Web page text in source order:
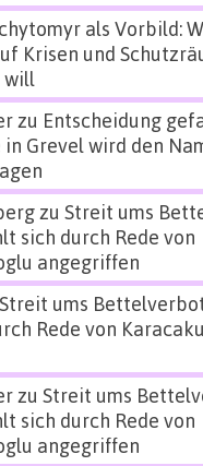
als Vorbild:
Krisen und
will
zu Entscheidung
in Grevel wird den
zu Streit ums
sich durch Rede von
angegriffen
Streit ums
Rede von
zu Streit ums
sich durch Rede von
angegriffen